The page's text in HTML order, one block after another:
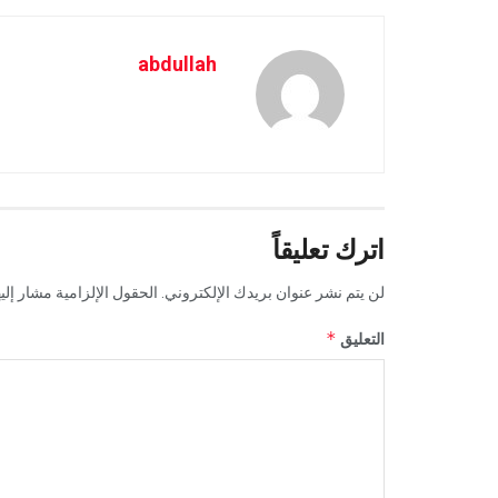
abdullah
اترك تعليقاً
لن يتم نشر عنوان بريدك الإلكتروني. الحقول الإلزامية مشار
التعليق *